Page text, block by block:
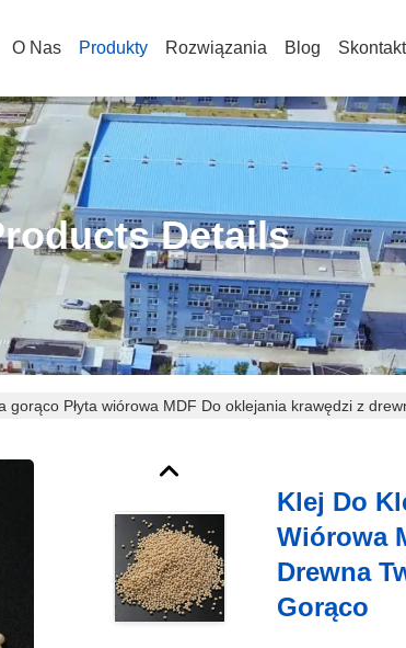
O Nas Produkty Rozwiązania Blog
Details
gorąco Płyta wiórowa MDF Do oklejania krawędzi z
Klej Do
Wiórowa
Drewna
Gorąco